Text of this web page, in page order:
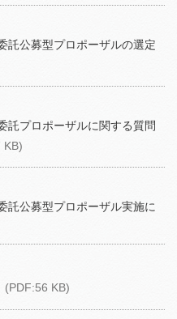
託公募型プロポーザルの選定
託プロポーザルに関する質問
KB)
託公募型プロポーザル実施に
(PDF:56 KB)